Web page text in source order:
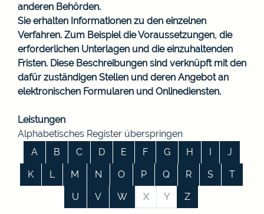
anderen Behörden.
Sie erhalten Informationen zu den einzelnen
Verfahren. Zum Beispiel die Voraussetzungen, die
erforderlichen Unterlagen und die einzuhaltenden
Fristen. Diese Beschreibungen sind verknüpft mit den
dafür zuständigen Stellen und deren Angebot an
elektronischen Formularen und Onlinediensten.
Leistungen
Alphabetisches Register überspringen
A
B C D E F G H I
J
K
L M N O P Q R S
T
U
V W X Y Z